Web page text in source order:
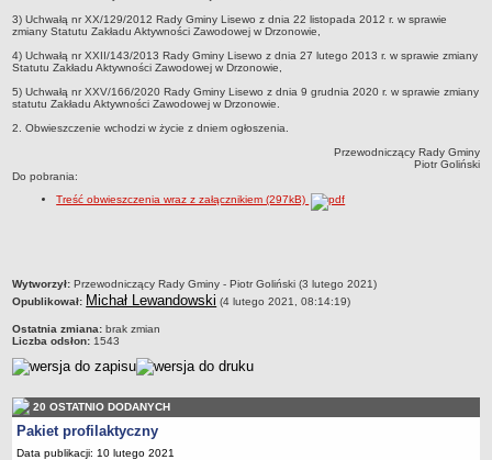
Związki i stowarzyszenia
Gminne Spółki
Mieszkania socjalne
Gminna Komisja Rozwiązywania Problemów Alkoholowych
Regulamin akcji konkursowej typu krzyżówka
URZĄD GMINY
Urząd gminy
Zadania publiczne
Stan zatrudnienia
Ochrona danych osobowych
Klauzule informacyjne
RADA GMINY
Transmisja z obrad
3) Uchwałą nr XX/129/2012 Rady Gminy Lisewo z dnia 22 listopada 2012 r. w sprawie
zmiany Statutu Zakładu Aktywności Zawodowej w Drzonowie,
4) Uchwałą nr XXII/143/2013 Rady Gminy Lisewo z dnia 27 lutego 2013 r. w sprawie zmiany
Statutu Zakładu Aktywności Zawodowej w Drzonowie,
5) Uchwałą nr XXV/166/2020 Rady Gminy Lisewo z dnia 9 grudnia 2020 r. w sprawie zmiany
statutu Zakładu Aktywności Zawodowej w Drzonowie.
2. Obwieszczenie wchodzi w życie z dniem ogłoszenia.
Przewodniczący Rady Gminy
Piotr Goliński
Do pobrania:
Treść obwieszczenia wraz z załącznikiem (297kB)
metryczka
Wytworzył: Przewodniczący Rady Gminy - Piotr Goliński (3 lutego 2021)
Opublikował: Michał Lewandowski (4 lutego 2021, 08:14:19)
Ostatnia zmiana: brak zmian
Liczba odsłon: 1543
20 OSTATNIO DODANYCH
Pakiet profilaktyczny
Data publikacji: 10 lutego 2021